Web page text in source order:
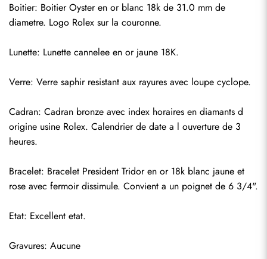
Boitier: Boitier Oyster en or blanc 18k de 31.0 mm de
diametre. Logo Rolex sur la couronne.
Lunette: Lunette cannelee en or jaune 18K.
Verre: Verre saphir resistant aux rayures avec loupe cyclope.
Cadran: Cadran bronze avec index horaires en diamants d
origine usine Rolex. Calendrier de date a l ouverture de 3
heures.
Bracelet: Bracelet President Tridor en or 18k blanc jaune et
rose avec fermoir dissimule. Convient a un poignet de 6 3/4".
Etat: Excellent etat.
Gravures: Aucune